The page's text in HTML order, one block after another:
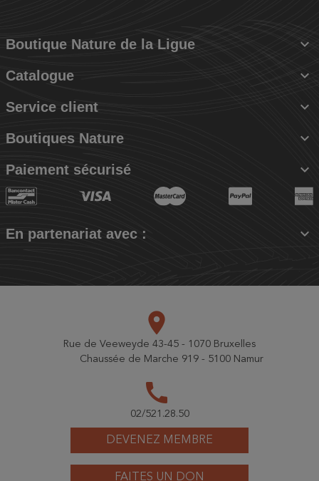
Boutique Nature de la Ligue 
Catalogue 
Service client 
Boutiques Nature 
Paiement sécurisé 
En partenariat avec : 
DEVENEZ MEMBRE
FAITES UN DON
place
Rue de Veeweyde 43-45 - 1070 Bruxelles
Chaussée de Marche 919 - 5100 Namur
call
02/521.28.50